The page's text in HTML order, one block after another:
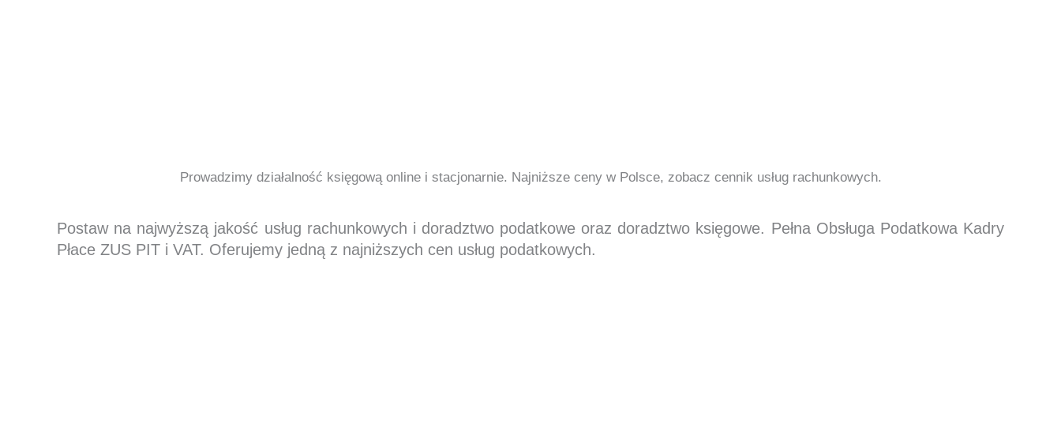
Prowadzimy działalność księgową online i stacjonarnie. Najniższe ceny w Polsce, zobacz cennik usług rachunkowych.
Postaw na najwyższą jakość usług rachunkowych i doradztwo podatkowe oraz doradztwo księgowe. Pełna Obsługa Podatkowa Kadry
Płace ZUS PIT i VAT. Oferujemy jedną z najniższych cen usług podatkowych.